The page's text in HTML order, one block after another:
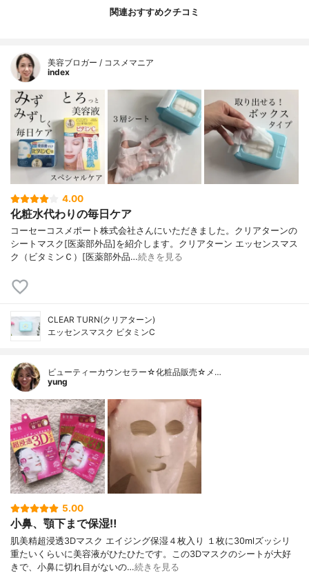
関連おすすめクチコミ
美容ブロガー / コスメマニア
index
4.00
化粧水代わりの毎日ケア
コーセーコスメポート株式会社さんにいただきました。クリアターンの
シートマスク[医薬部外品]を紹介します。クリアターン エッセンスマス
ク（ビタミンＣ）[医薬部外品…続きを見る
CLEAR TURN(クリアターン)
エッセンスマスク ビタミンC
ビューティーカウンセラー☆化粧品販売☆メ…
yung
5.00
小鼻、顎下まで保湿‼︎
肌美精超浸透3Dマスク エイジング保湿４枚入り １枚に30mlズッシリ
重たいくらいに美容液がひたひたです。この3Dマスクのシートが大好
きで、小鼻に切れ目がないの…続きを見る